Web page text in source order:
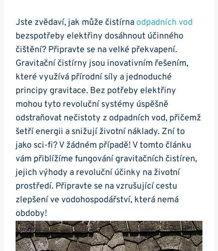
Jste zvědaví, jak může čistírna odpadních vod
bezspotřeby elektřiny dosáhnout účinného
čištění? Připravte se na velké překvapení.
Gravitační čistírny jsou inovativním řešením,
které využívá přírodní síly a jednoduché
principy gravitace. Bez potřeby elektřiny
mohou tyto revoluční systémy úspěšně
odstraňovat nečistoty z odpadních vod, přičemž
šetří energii a snižují životní náklady. Zní to
jako sci-fi? V žádném případě! V tomto článku
vám přiblížíme fungování gravitačních čistíren,
jejich výhody a revoluční účinky na životní
prostředí. Připravte se na vzrušující cestu
zlepšení ve vodohospodářství, která nemá
obdoby!